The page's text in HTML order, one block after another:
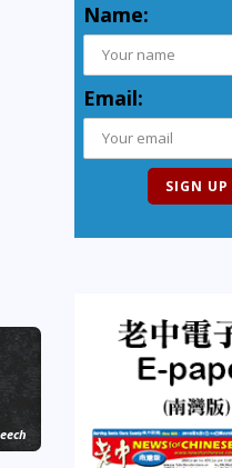
Name:
Email: